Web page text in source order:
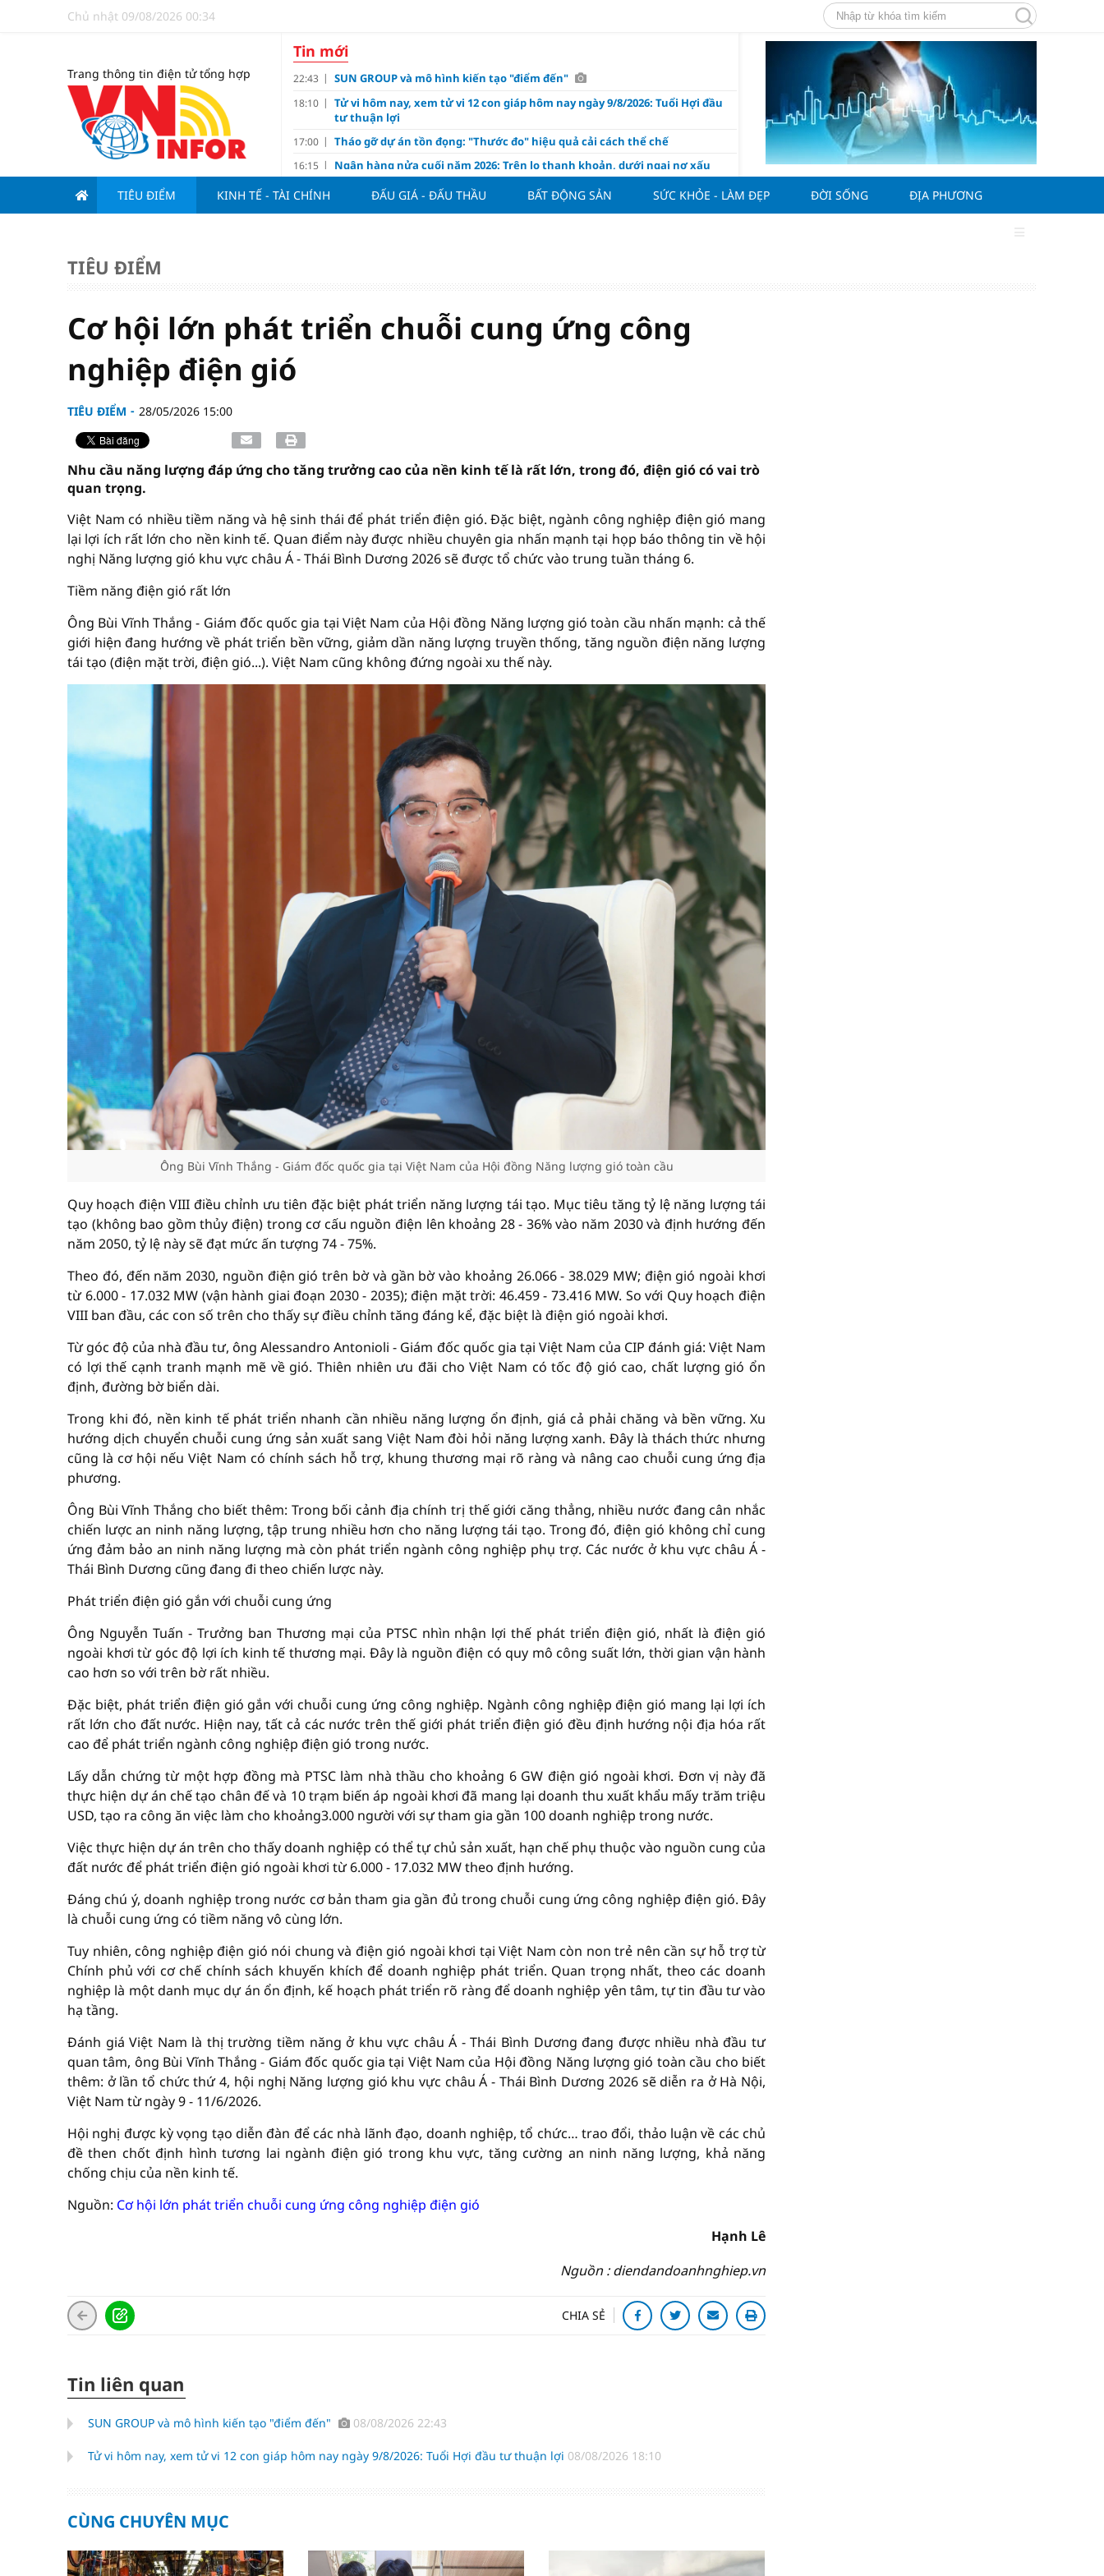
Chủ nhật 09/08/2026 00:34
Trang thông tin điện tử tổng hợp
Tin mới
22:43 SUN GROUP và mô hình kiến tạo "điểm đến"
18:10
Tử vi hôm nay, xem tử vi 12 con giáp hôm nay ngày 9/8/2026: Tuổi Hợi đầu
tư thuận lợi
17:00 Tháo gỡ dự án tồn đọng: "Thước đo" hiệu quả cải cách thể chế
16:15 Ngân hàng nửa cuối năm 2026: Trên lo thanh khoản, dưới ngại nợ xấu
14:10
Tín dụng/GDP của Việt Nam "phình" lên 155%, cao gấp 3 lần nhóm cùng
10:23 Giá vàng hôm nay 8/8: Vàng thế giới "nhảy vọt"
Các cổ phiếu IPO có được phân bổ dòng vốn mới từ nâng hạng thị trường?
08:15 Lợi ích của nước chanh gừng
TIÊU ĐIỂM KINH TẾ - TÀI CHÍNH ĐẤU GIÁ - ĐẤU THẦU BẤT ĐỘNG SẢN SỨC KHỎE - LÀM ĐẸP ĐỜI SỐNG ĐỊA PHƯƠNG
TIÊU ĐIỂM
Cơ hội lớn phát triển chuỗi cung ứng công
nghiệp điện gió
TIÊU ĐIỂM 28/05/2026 15:00
Nhu cầu năng lượng đáp ứng cho tăng trưởng cao của nền kinh tế là rất lớn, trong đó, điện gió có vai trò
quan trọng.
Việt Nam có nhiều tiềm năng và hệ sinh thái để phát triển điện gió. Đặc biệt, ngành công nghiệp điện gió mang
lại lợi ích rất lớn cho nền kinh tế. Quan điểm này được nhiều chuyên gia nhấn mạnh tại họp báo thông tin về hội
nghị Năng lượng gió khu vực châu Á - Thái Bình Dương 2026 sẽ được tổ chức vào trung tuần tháng 6.
Tiềm năng điện gió rất lớn
Ông Bùi Vĩnh Thắng - Giám đốc quốc gia tại Việt Nam của Hội đồng Năng lượng gió toàn cầu nhấn mạnh: cả thế
giới hiện đang hướng về phát triển bền vững, giảm dần năng lượng truyền thống, tăng nguồn điện năng lượng
tái tạo (điện mặt trời, điện gió...). Việt Nam cũng không đứng ngoài xu thế này.
Ông Bùi Vĩnh Thắng - Giám đốc quốc gia tại Việt Nam của Hội đồng Năng lượng gió toàn cầu
Quy hoạch điện VIII điều chỉnh ưu tiên đặc biệt phát triển năng lượng tái tạo. Mục tiêu tăng tỷ lệ năng lượng tái
tạo (không bao gồm thủy điện) trong cơ cấu nguồn điện lên khoảng 28 - 36% vào năm 2030 và định hướng đến
năm 2050, tỷ lệ này sẽ đạt mức ấn tượng 74 - 75%.
Theo đó, đến năm 2030, nguồn điện gió trên bờ và gần bờ vào khoảng 26.066 - 38.029 MW; điện gió ngoài khơi
từ 6.000 - 17.032 MW (vận hành giai đoạn 2030 - 2035); điện mặt trời: 46.459 - 73.416 MW. So với Quy hoạch điện
VIII ban đầu, các con số trên cho thấy sự điều chỉnh tăng đáng kể, đặc biệt là điện gió ngoài khơi.
Từ góc độ của nhà đầu tư, ông Alessandro Antonioli - Giám đốc quốc gia tại Việt Nam của CIP đánh giá: Việt Nam
có lợi thế cạnh tranh mạnh mẽ về gió. Thiên nhiên ưu đãi cho Việt Nam có tốc độ gió cao, chất lượng gió ổn
định, đường bờ biển dài.
Trong khi đó, nền kinh tế phát triển nhanh cần nhiều năng lượng ổn định, giá cả phải chăng và bền vững. Xu
hướng dịch chuyển chuỗi cung ứng sản xuất sang Việt Nam đòi hỏi năng lượng xanh. Đây là thách thức nhưng
cũng là cơ hội nếu Việt Nam có chính sách hỗ trợ, khung thương mại rõ ràng và nâng cao chuỗi cung ứng địa
phương.
Ông Bùi Vĩnh Thắng cho biết thêm: Trong bối cảnh địa chính trị thế giới căng thẳng, nhiều nước đang cân nhắc
chiến lược an ninh năng lượng, tập trung nhiều hơn cho năng lượng tái tạo. Trong đó, điện gió không chỉ cung
ứng đảm bảo an ninh năng lượng mà còn phát triển ngành công nghiệp phụ trợ. Các nước ở khu vực châu Á -
Thái Bình Dương cũng đang đi theo chiến lược này.
Phát triển điện gió gắn với chuỗi cung ứng
Ông Nguyễn Tuấn - Trưởng ban Thương mại của PTSC nhìn nhận lợi thế phát triển điện gió, nhất là điện gió
ngoài khơi từ góc độ lợi ích kinh tế thương mại. Đây là nguồn điện có quy mô công suất lớn, thời gian vận hành
cao hơn so với trên bờ rất nhiều.
Đặc biệt, phát triển điện gió gắn với chuỗi cung ứng công nghiệp. Ngành công nghiệp điện gió mang lại lợi ích
rất lớn cho đất nước. Hiện nay, tất cả các nước trên thế giới phát triển điện gió đều định hướng nội địa hóa rất
cao để phát triển ngành công nghiệp điện gió trong nước.
Lấy dẫn chứng từ một hợp đồng mà PTSC làm nhà thầu cho khoảng 6 GW điện gió ngoài khơi. Đơn vị này đã
thực hiện dự án chế tạo chân đế và 10 trạm biến áp ngoài khơi đã mang lại doanh thu xuất khẩu mấy trăm triệu
USD, tạo ra công ăn việc làm cho khoảng3.000 người với sự tham gia gần 100 doanh nghiệp trong nước.
Việc thực hiện dự án trên cho thấy doanh nghiệp có thể tự chủ sản xuất, hạn chế phụ thuộc vào nguồn cung của
đất nước để phát triển điện gió ngoài khơi từ 6.000 - 17.032 MW theo định hướng.
Đáng chú ý, doanh nghiệp trong nước cơ bản tham gia gần đủ trong chuỗi cung ứng công nghiệp điện gió. Đây
là chuỗi cung ứng có tiềm năng vô cùng lớn.
Tuy nhiên, công nghiệp điện gió nói chung và điện gió ngoài khơi tại Việt Nam còn non trẻ nên cần sự hỗ trợ từ
Chính phủ với cơ chế chính sách khuyến khích để doanh nghiệp phát triển. Quan trọng nhất, theo các doanh
nghiệp là một danh mục dự án ổn định, kế hoạch phát triển rõ ràng để doanh nghiệp yên tâm, tự tin đầu tư vào
hạ tầng.
Đánh giá Việt Nam là thị trường tiềm năng ở khu vực châu Á - Thái Bình Dương đang được nhiều nhà đầu tư
quan tâm, ông Bùi Vĩnh Thắng - Giám đốc quốc gia tại Việt Nam của Hội đồng Năng lượng gió toàn cầu cho biết
thêm: ở lần tổ chức thứ 4, hội nghị Năng lượng gió khu vực châu Á - Thái Bình Dương 2026 sẽ diễn ra ở Hà Nội,
Việt Nam từ ngày 9 - 11/6/2026.
Hội nghị được kỳ vọng tạo diễn đàn để các nhà lãnh đạo, doanh nghiệp, tổ chức… trao đổi, thảo luận về các chủ
đề then chốt định hình tương lai ngành điện gió trong khu vực, tăng cường an ninh năng lượng, khả năng
chống chịu của nền kinh tế.
Nguồn: Cơ hội lớn phát triển chuỗi cung ứng công nghiệp điện gió
Hạnh Lê
Nguồn : diendandoanhnghiep.vn
CHIA SẺ
Tin liên quan
SUN GROUP và mô hình kiến tạo "điểm đến" 08/08/2026 22:43
Tử vi hôm nay, xem tử vi 12 con giáp hôm nay ngày 9/8/2026: Tuổi Hợi đầu tư thuận lợi 08/08/2026 18:10
CÙNG CHUYÊN MỤC